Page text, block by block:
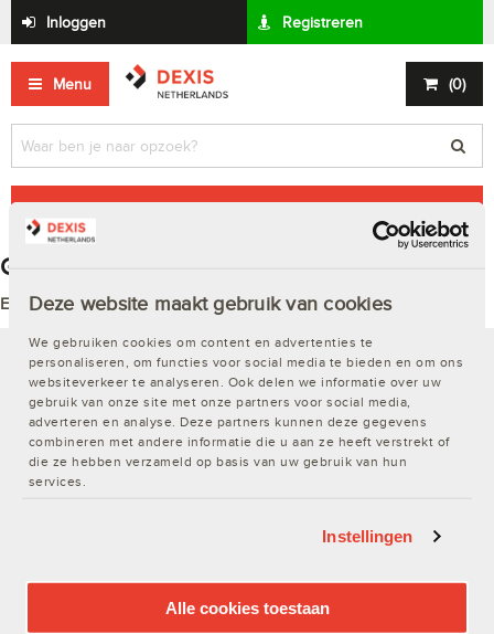
Deze website maakt gebruik van cookies
We gebruiken cookies om content en advertenties te
personaliseren, om functies voor social media te bieden en om ons
websiteverkeer te analyseren. Ook delen we informatie over uw
gebruik van onze site met onze partners voor social media,
adverteren en analyse. Deze partners kunnen deze gegevens
combineren met andere informatie die u aan ze heeft verstrekt of
die ze hebben verzameld op basis van uw gebruik van hun
services.
Instellingen
Alle cookies toestaan
Inloggen Registreren
Menu (0)
Kies een categorie
Gezocht op '' in Alle categorieën
Er zijn helaas geen resultaten gevonden
Over DEXIS
Actualiteiten
Contact
Onze medewerkers helpen je graag verder. Bel of mail met ons.
(0251) 22 93 03